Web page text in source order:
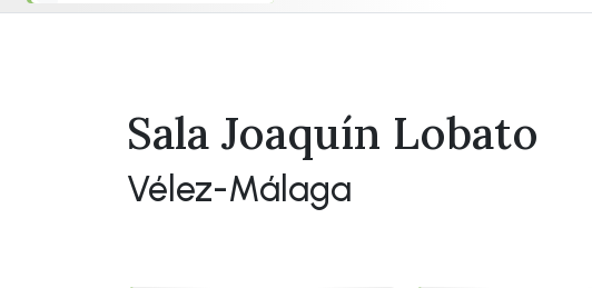
Sala Joaquín Lobato
Vélez-Málaga